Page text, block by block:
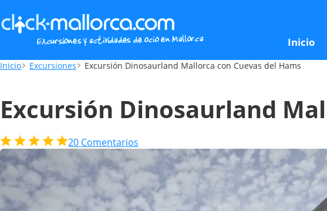
Inicio
Excursión Dinosaurland Mallorca con Cuevas del
Inicio Excursiones Excursión Dinosaurland Mallorca con Cuevas del Hams
Excursión Dinosaurland
20 Comentarios